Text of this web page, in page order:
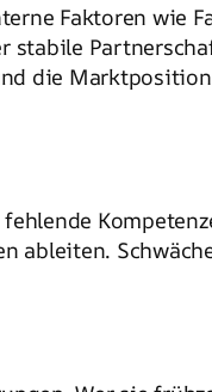
Faktoren wie
die
ableiten.